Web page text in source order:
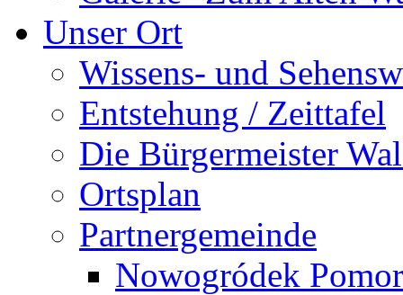
Unser Ort
Wissens- und
Entstehung / Zeittafel
Die Bürgermeister
Ortsplan
Partnergemeinde
Nowogródek